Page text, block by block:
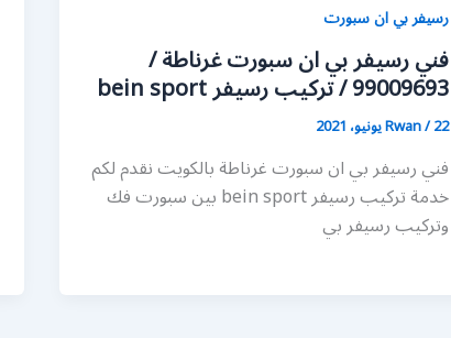
رسيفر بي ان سبورت
فني رسيفر بي ان سبورت غرناطة /
99009693 / تركيب رسيفر bein sport
Rwan/22 يونيو، 2021
فني رسيفر بي ان سبورت غرناطة بالكويت نقدم لكم
خدمة تركيب رسيفر bein sport بين سبورت فك
وتركيب رسيفر بي